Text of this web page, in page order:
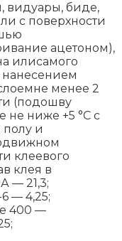
видуары, биде,
с поверхности
ацетоном),
илисамого
менее 2
(подошву
не ниже +5 °С с
и
клеевого
клея в
— 21,3;
— 4,25;
400 —